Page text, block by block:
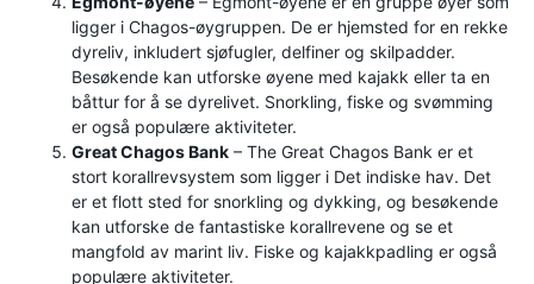
ligger i Chagos-øygruppen. De er hjemsted for en rekke
dyreliv, inkludert sjøfugler, delfiner og skilpadder.
Besøkende kan utforske øyene med kajakk eller ta en
båttur for å se dyrelivet. Snorkling, fiske og svømming
er også populære aktiviteter.
Great Chagos Bank – The Great Chagos Bank er et
stort korallrevsystem som ligger i Det indiske hav. Det
er et flott sted for snorkling og dykking, og besøkende
kan utforske de fantastiske korallrevene og se et
mangfold av marint liv. Fiske og kajakkpadling er også
populære aktiviteter.